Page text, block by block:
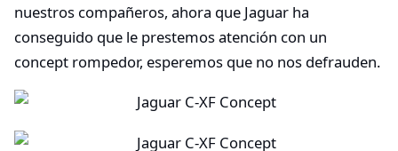
nuestros compañeros, ahora que Jaguar ha
conseguido que le prestemos atención con un
concept rompedor, esperemos que no nos defrauden.